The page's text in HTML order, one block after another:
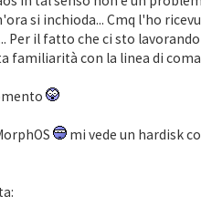
si inchioda... Cmq l'ho
Per il fatto che ci sto
familiarità con la linea di
mi vede un hardisk